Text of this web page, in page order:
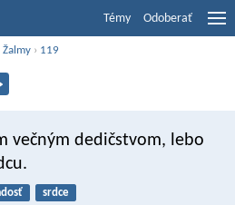
Témy Odoberať
Žalmy › 119
večným dedičstvom, lebo
srdce